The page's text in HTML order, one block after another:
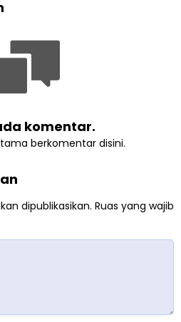
komentar.
berkomentar disini.
dipublikasikan. Ruas yang wajib